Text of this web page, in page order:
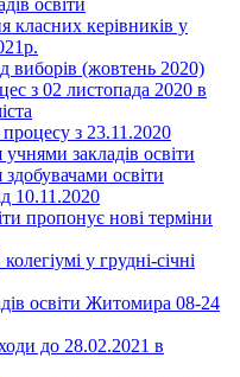
класних керівників у
виборів (жовтень 2020)
з 02 листопада 2020 в
з 23.11.2020
закладів освіти
освіти
10.11.2020
пропонує нові терміни
у грудні-січні
освіти Житомира 08-24
до 28.02.2021 в